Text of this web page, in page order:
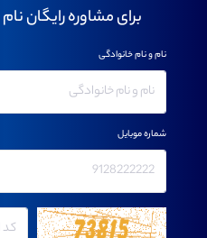
برای مشاوره رایگان
نام و نام خانوادگی
شماره موبایل